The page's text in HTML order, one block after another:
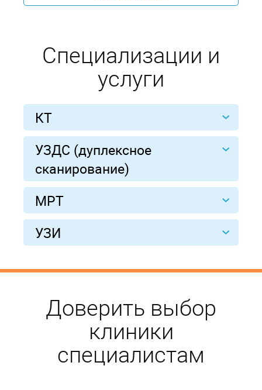
Специализации и
услуги
КТ
УЗДС (дуплексное
сканирование)
МРТ
УЗИ
Доверить выбор
клиники
специалистам